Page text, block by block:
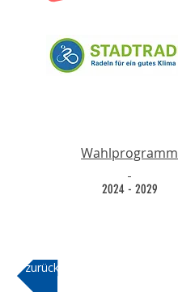
Wahlprogramm
2024 - 2029
zurück